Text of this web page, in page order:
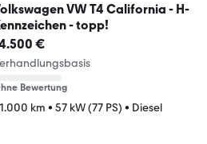
VW T4 California - H-
- topp!
€
Bewertung
km • 57 kW (77 PS) • Diesel